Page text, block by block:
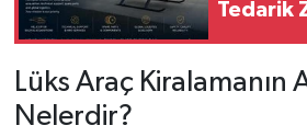
Tedarik
Lüks Araç Kiralamanın
Nelerdir?